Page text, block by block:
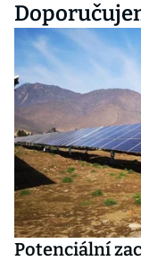
Potenciální